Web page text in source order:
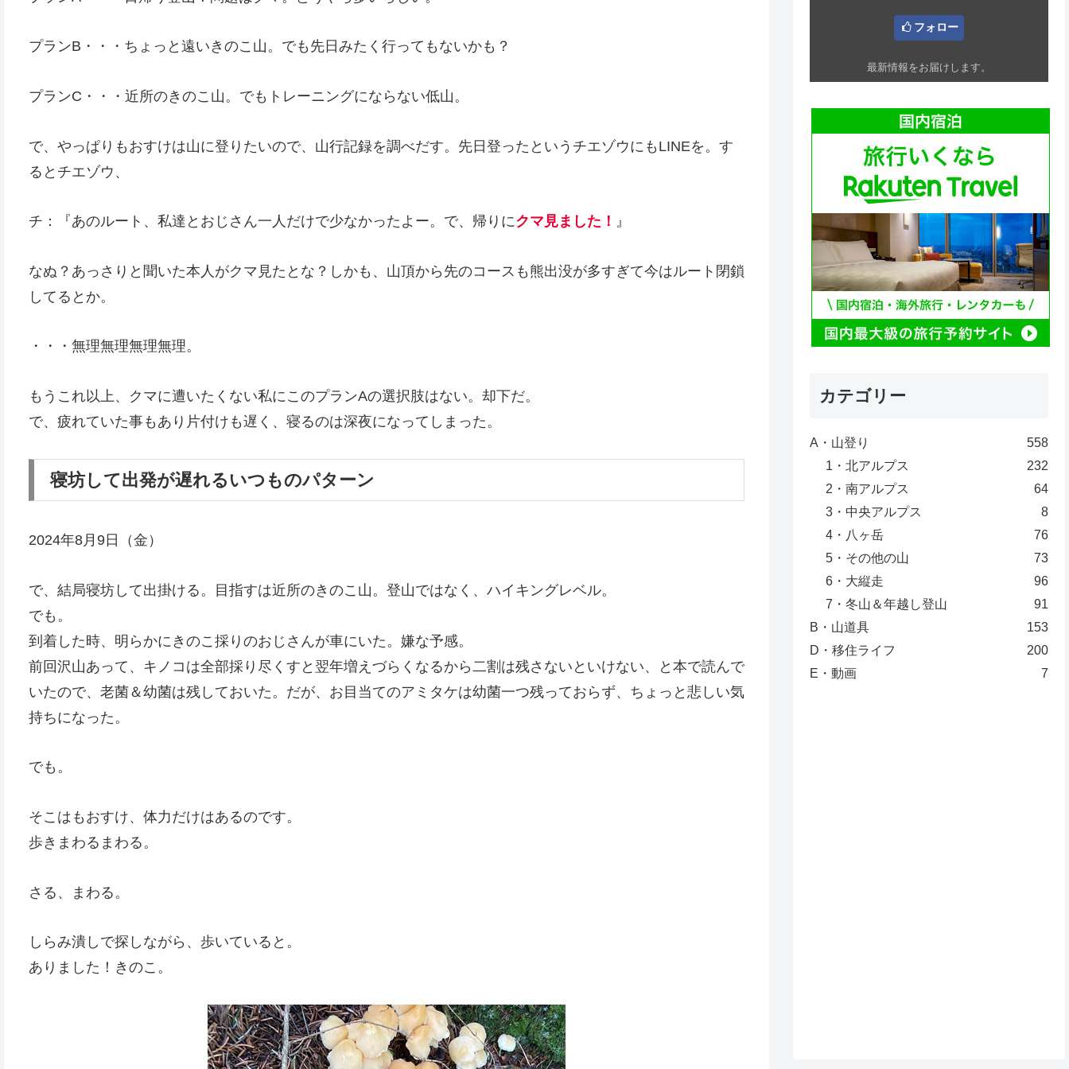
プランB・・・ちょっと遠いきのこ山。でも先日みたく行ってもないかも？
プランC・・・近所のきのこ山。でもトレーニングにならない低山。
で、やっぱりもおすけは山に登りたいので、山行記録を調べだす。先日登ったというチエゾウにもLINEを。す
るとチエゾウ、
チ：『あのルート、私達とおじさん一人だけで少なかったよー。で、帰りにクマ見ました！ 』
なぬ？あっさりと聞いた本人がクマ見たとな？しかも、山頂から先のコースも熊出没が多すぎて今はルート閉鎖
してるとか。
・・・無理無理無理無理。
もうこれ以上、クマに遭いたくない私にこのプランAの選択肢はない。却下だ。
で、疲れていた事もあり片付けも遅く、寝るのは深夜になってしまった。
寝坊して出発が遅れるいつものパターン
2024年8月9日（金）
で、結局寝坊して出掛ける。目指すは近所のきのこ山。登山ではなく、ハイキングレベル。
でも。
到着した時、明らかにきのこ採りのおじさんが車にいた。嫌な予感。
前回沢山あって、キノコは全部採り尽くすと翌年増えづらくなるから二割は残さないといけない、と本で読んで
いたので、老菌＆幼菌は残しておいた。だが、お目当てのアミタケは幼菌一つ残っておらず、ちょっと悲しい気
持ちになった。
でも。
そこはもおすけ、体力だけはあるのです。
歩きまわるまわる。
さる、まわる。
しらみ潰しで探しながら、歩いていると。
ありました！きのこ。
フォロー
最新情報をお届けします。
カテゴリー
A・山登り
558
1・北アルプス
232
2・南アルプス
64
3・中央アルプス
8
4・八ヶ岳
76
5・その他の山
73
6・大縦走
96
7・冬山＆年越し登山
91
B・山道具
153
D・移住ライフ
200
E・動画
7